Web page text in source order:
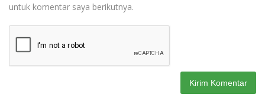
untuk komentar saya berikutnya.